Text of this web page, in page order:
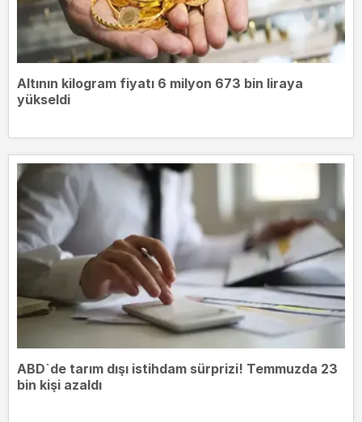
Altının kilogram fiyatı 6 milyon 673 bin liraya
yükseldi
ABD`de tarım dışı istihdam sürprizi! Temmuzda 23
bin kişi azaldı